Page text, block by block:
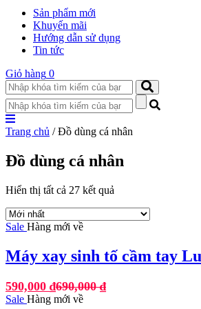
Sản phẩm mới
Khuyến mãi
Hướng dẫn sử dụng
Tin tức
Giỏ hàng 0
Trang chủ / Đồ dùng cá nhân
Đồ dùng cá nhân
Hiển thị tất cả 27 kết quả
Sale Hàng mới về
Máy xay sinh tố cầm tay
590,000 ₫690,000₫
Sale Hàng mới về